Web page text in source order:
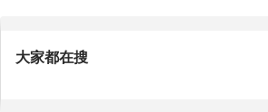
大家都在搜